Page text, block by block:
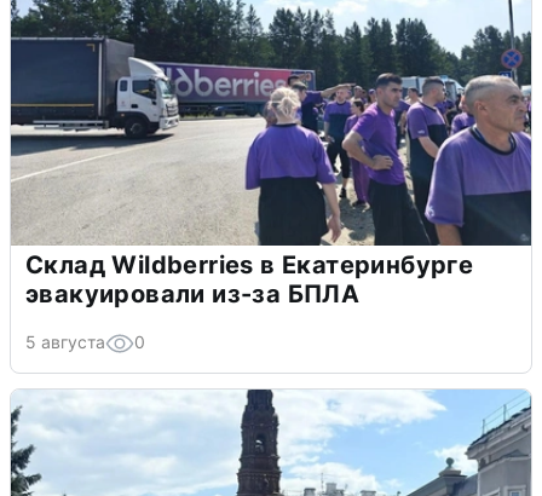
Склад Wildberries в Екатеринбурге
эвакуировали из-за БПЛА
5 августа 0